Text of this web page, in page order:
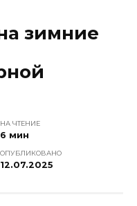
зимние
НА ЧТЕНИЕ
6 мин
ОПУБЛИКОВАНО
12.07.2025